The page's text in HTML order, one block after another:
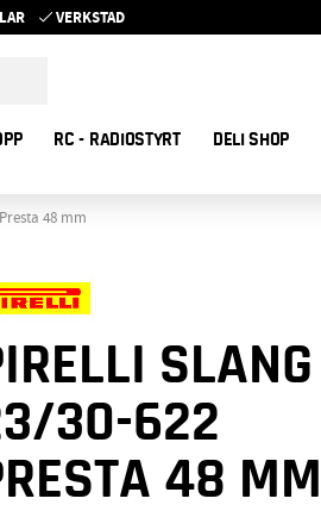
VERKSTAD
RC - RADIOSTYRT DELI SHOP
48 mm
SLANG
30-622
48 MM